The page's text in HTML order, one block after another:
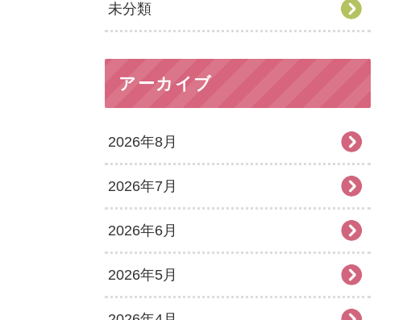
未分類
アーカイブ
2026年8月
2026年7月
2026年6月
2026年5月